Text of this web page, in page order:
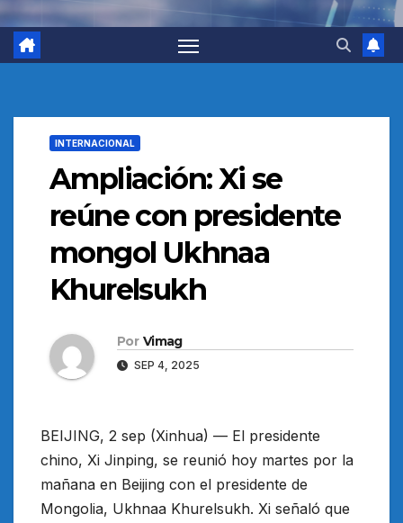
INTERNACIONAL
Ampliación: Xi se
reúne con presidente
mongol Ukhnaa
Khurelsukh
Por Vimag
SEP 4, 2025
BEIJING, 2 sep (Xinhua) — El presidente
chino, Xi Jinping, se reunió hoy martes por la
mañana en Beijing con el presidente de
Mongolia, Ukhnaa Khurelsukh. Xi señaló que